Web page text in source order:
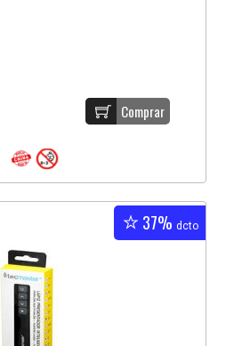
Comprar
37% dcto